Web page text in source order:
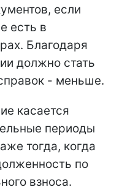
если
есть в
Благодаря
должно стать
- меньше.
касается
периоды
тогда, когда
по
взноса.